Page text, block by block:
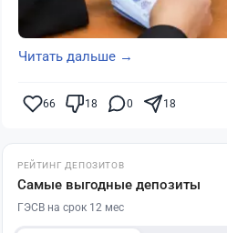
Читать дальше →
66 18 0 18
РЕЙТИНГ ДЕПОЗИТОВ
Самые выгодные депозиты
ГЭСВ на срок 12 мес